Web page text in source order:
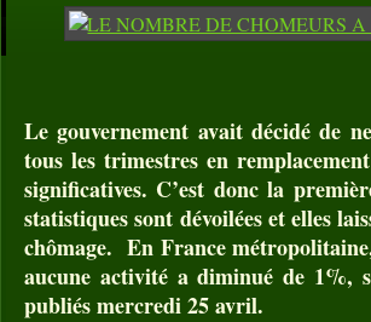
Le gouvernement avait décidé de
tous les trimestres en
significatives. C’est donc la
statistiques sont dévoilées et elles
chômage. En France
aucune activité a diminué de 1%,
publiés mercredi 25 avril.